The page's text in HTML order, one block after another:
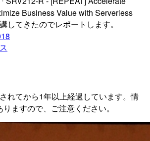
Business Value with Serverless
してきたのでレポートします。
れてから1年以上経過しています。情
ますので、ご注意ください。